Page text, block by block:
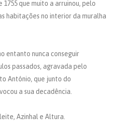
que muito a arruinou, pelo
habitações no interior da muralha
entanto nunca conseguir
passados, agravada pelo
António, que junto do
a sua decadência.
Azinhal e Altura.